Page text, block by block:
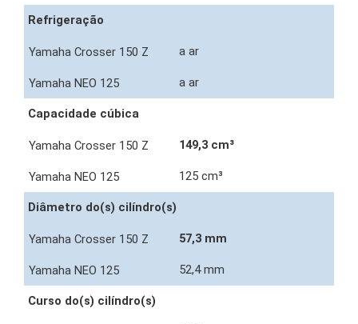
Refrigeração
a ar
a ar
Capacidade cúbica
149,3 cm³
125 cm³
Diâmetro do(s) cilíndro(s)
57,3 mm
52,4 mm
Curso do(s) cilíndro(s)